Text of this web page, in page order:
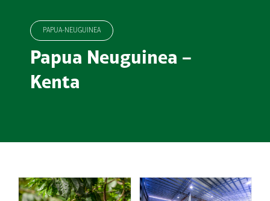
PAPUA-NEUGUINEA
Papua Neuguinea –
Kenta